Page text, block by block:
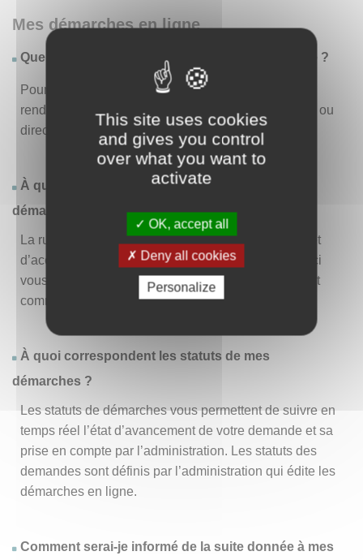
This site uses cookies
and gives you control
over what you want to
activate
OK, accept all
Deny all cookies
Personalize
Mes démarches en ligne
Quelles sont les démarches disponibles en ligne ?
Pour consulter la liste des démarches disponibles,
rendez-vous dans le menu « Liste des démarches » ou
directement en page d’accueil.
À quoi correspond la rubrique « Effectuer une
démarche » ?
La rubrique « Effectuer une démarche » vous permet
d’accéder à la liste des démarches disponibles. D’ici
vous pouvez choisir la démarche vous intéressant et
commencer à la remplir en un clic.
À quoi correspondent les statuts de mes
démarches ?
Les statuts de démarches vous permettent de suivre en
temps réel l’état d’avancement de votre demande et sa
prise en compte par l’administration. Les statuts des
demandes sont définis par l’administration qui édite les
démarches en ligne.
Comment serai-je informé de la suite donnée à mes